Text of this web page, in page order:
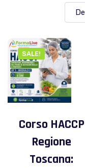
SALE!
Corso HACCP
Regione
Toscana: